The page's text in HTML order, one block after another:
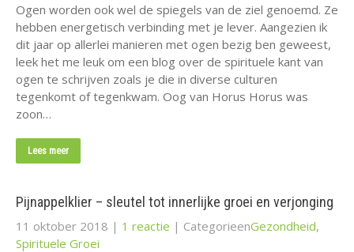
Ogen worden ook wel de spiegels van de ziel genoemd. Ze
hebben energetisch verbinding met je lever. Aangezien ik
dit jaar op allerlei manieren met ogen bezig ben geweest,
leek het me leuk om een blog over de spirituele kant van
ogen te schrijven zoals je die in diverse culturen
tegenkomt of tegenkwam. Oog van Horus Horus was
zoon…
Lees meer
Pijnappelklier – sleutel tot innerlijke groei en verjonging
11 oktober 2018 | 1 reactie | CategorieenGezondheid,
Spirituele Groei